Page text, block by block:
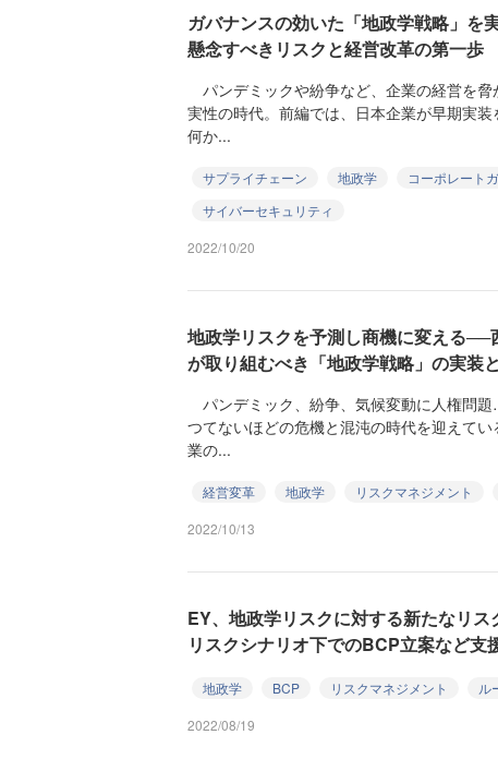
ガバナンスの効いた「地政学戦略」を
懸念すべきリスクと経営改革の第一歩
パンデミックや紛争など、企業の経営を
実性の時代。前編では、日本企業が早期実
何か...
サプライチェーン 地政学 コーポレート
サイバーセキュリティ
2022/10/20
地政学リスクを予測し商機に変える
が取り組むべき「地政学戦略」の実装
パンデミック、紛争、気候変動に人権問
つてないほどの危機と混沌の時代を迎えて
業の...
経営変革 地政学 リスクマネジメント
2022/10/13
EY、地政学リスクに対する新たなリ
リスクシナリオ下でのBCP立案など支
地政学 BCP リスクマネジメント
ル
2022/08/19